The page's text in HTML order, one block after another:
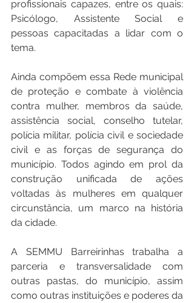
profissionais capazes, entre os quais:
Psicólogo, Assistente Social e
pessoas capacitadas a lidar com o
tema.
Ainda compõem essa Rede municipal
de proteção e combate à violência
contra mulher, membros da saúde,
assistência social, conselho tutelar,
polícia militar, polícia civil e sociedade
civil e as forças de segurança do
município. Todos agindo em prol da
construção unificada de ações
voltadas às mulheres em qualquer
circunstância, um marco na história
da cidade.
A SEMMU Barreirinhas trabalha a
parceria e transversalidade com
outras pastas, do município, assim
como outras instituições e poderes da